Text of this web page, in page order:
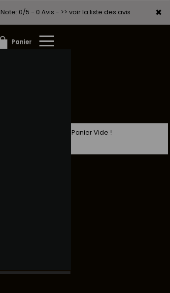
×
Note: 0/5 - 0 Avis - >> voir la liste des avis
Panier
×
Panier Vide !